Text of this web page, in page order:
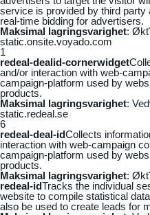
service is provided by third
real-time bidding for advertisers.
Maksimal lagringsvarighet: Økt
static.onsite.voyado.com
1
redeal-dealid-cornerwidget
and/or interaction with web-
campaign-platform used by
products.
Maksimal lagringsvarighet:
static.redeal.se
6
redeal-deal-idCollects
interaction with web-campaign
campaign-platform used by
products.
Maksimal lagringsvarighet: Økt
redeal-idTracks the individual
website to compile statistical
also be used to create leads for